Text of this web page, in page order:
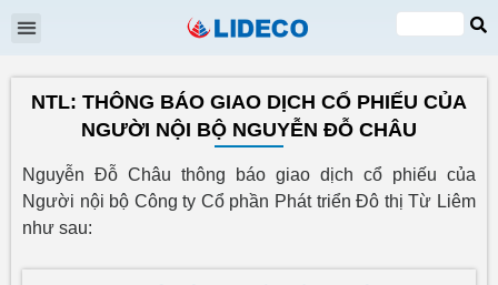
VI
EN
NTL: THÔNG BÁO GIAO DỊCH CỔ PHIẾU CỦA
NGƯỜI NỘI BỘ NGUYỄN ĐỖ CHÂU
Nguyễn Đỗ Châu thông báo giao dịch cổ phiếu của
Người nội bộ Công ty Cổ phần Phát triển Đô thị Từ Liêm
như sau: